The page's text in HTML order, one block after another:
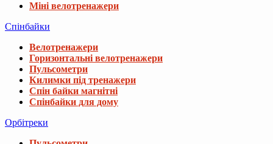
Міні велотренажери
Спінбайки
Велотренажери
Горизонтальні велотренажери
Пульсометри
Килимки під тренажери
Спін байки магнітні
Спінбайки для дому
Орбітреки